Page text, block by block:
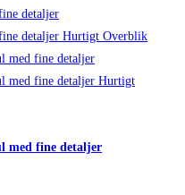
Hurtigt Overblik
Hurtigt
med fine detaljer